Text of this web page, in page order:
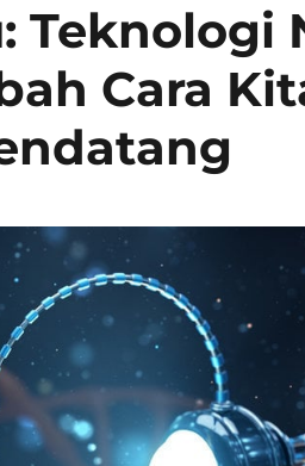
Teknologi
Cara